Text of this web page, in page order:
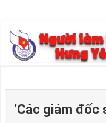
'Các giám đốc